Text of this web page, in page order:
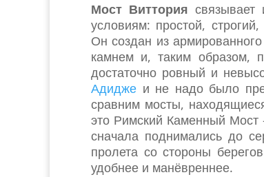
Мост Виттория связывает
условиям: простой,
Он создан из
камнем и, таким образом,
достаточно ровный и
Адидже и не надо было
сравним мосты,
это Римский Каменный Мост
сначала поднимались до
пролета со стороны
удобнее и манёвреннее.